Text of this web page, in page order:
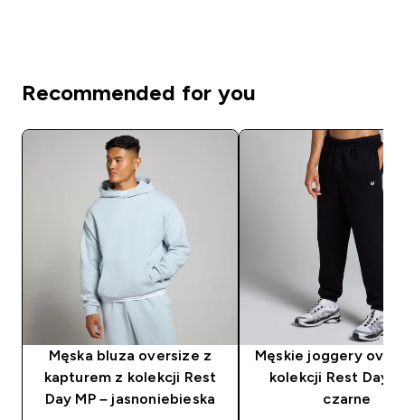
Recommended for you
Męska bluza oversize z
kapturem z kolekcji Rest
Day MP – jasnoniebieska
Męskie joggery
kolekcji Rest Day
czarne